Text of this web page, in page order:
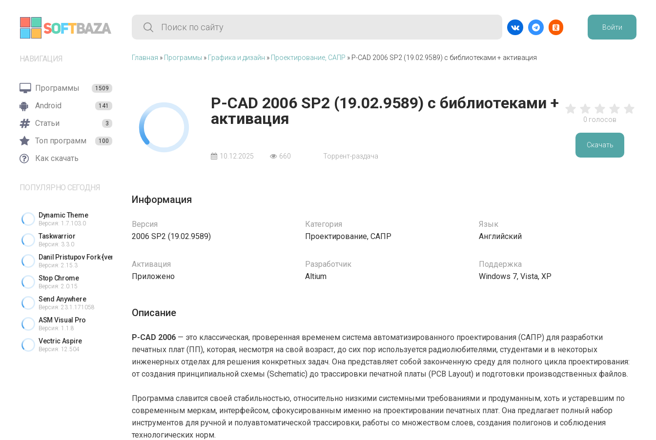
НАВИГАЦИЯ
Программы 1509
Android 141
Статьи 3
Топ программ 100
Как скачать
ПОПУЛЯРНО СЕГОДНЯ
Dynamic Theme
Версия: 1.7.103.0
Taskwarrior
Версия: 3.3.0
Danil Pristupov Fork {version} + crack
Версия: 2.15.3
Stop Chrome
Версия: 2.0.15
Send Anywhere
Версия: 23.1.171058
ASM Visual Pro
Версия: 1.1.8
Vectric Aspire
Версия: 12.504
Войти
Главная » Программы » Графика и дизайн » Проектирование, САПР » P-CAD 2006 SP2 (19.02.9589) с библиотеками + активация
P-CAD 2006 SP2 (19.02.9589) с библиотеками +
активация
10.12.2025 660 Торрент-раздача
0 голосов
Скачать
Информация
Версия
2006 SP2 (19.02.9589)
Категория
Проектирование, САПР
Язык
Английский
Активация
Приложено
Разработчик
Altium
Поддержка
Windows 7, Vista, XP
Описание
P-CAD 2006 — это классическая, проверенная временем система автоматизированного проектирования (САПР) для разработки
печатных плат (ПП), которая, несмотря на свой возраст, до сих пор используется радиолюбителями, студентами и в некоторых
инженерных отделах для решения конкретных задач. Она представляет собой законченную среду для полного цикла проектирования:
от создания принципиальной схемы (Schematic) до трассировки печатной платы (PCB Layout) и подготовки производственных файлов.
Программа славится своей стабильностью, относительно низкими системными требованиями и продуманным, хоть и устаревшим по
современным меркам, интерфейсом, сфокусированным именно на проектировании печатных плат. Она предлагает полный набор
инструментов для ручной и полуавтоматической трассировки, работы со множеством слоев, создания полигонов и соблюдения
технологических норм.